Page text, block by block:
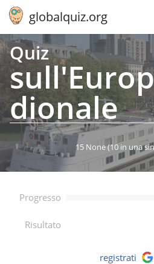
globalquiz.org
Quiz
dio­na­le
15 None(10 in una
Progresso
Risultato
registrati